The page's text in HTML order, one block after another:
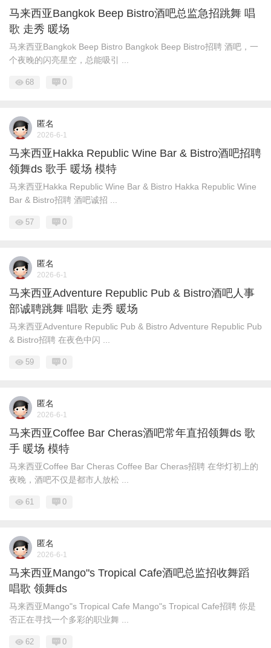
马来西亚Bangkok Beep Bistro酒吧总监急招跳舞 唱
歌 走秀 暖场
马来西亚Bangkok Beep Bistro Bangkok Beep Bistro招聘 酒吧，一
个夜晚的闪亮星空，总能吸引 ...
68 0
匿名
2026-6-1
马来西亚Hakka Republic Wine Bar & Bistro酒吧招聘
领舞ds 歌手 暖场 模特
马来西亚Hakka Republic Wine Bar & Bistro Hakka Republic Wine
Bar & Bistro招聘 酒吧诚招 ...
57 0
匿名
2026-6-1
马来西亚Adventure Republic Pub & Bistro酒吧人事
部诚聘跳舞 唱歌 走秀 暖场
马来西亚Adventure Republic Pub & Bistro Adventure Republic Pub
& Bistro招聘 在夜色中闪 ...
59 0
匿名
2026-6-1
马来西亚Coffee Bar Cheras酒吧常年直招领舞ds 歌
手 暖场 模特
马来西亚Coffee Bar Cheras Coffee Bar Cheras招聘 在华灯初上的
夜晚，酒吧不仅是都市人放松 ...
61 0
匿名
2026-6-1
马来西亚Mango"s Tropical Cafe酒吧总监招收舞蹈
唱歌 领舞ds
马来西亚Mango"s Tropical Cafe Mango"s Tropical Cafe招聘 你是
否正在寻找一个多彩的职业舞 ...
62 0